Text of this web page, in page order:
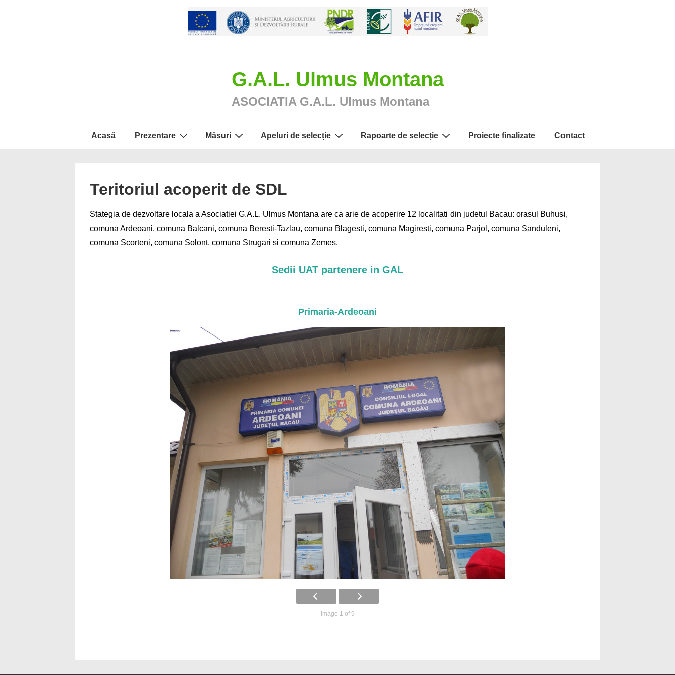
G.A.L. Ulmus Montana
ASOCIATIA G.A.L. Ulmus Montana
Navigare
Acasă Prezentare Măsuri Apeluri de selecție Rapoarte de selecție Proiecte finalizate Contact
Teritoriul acoperit de SDL
Stategia de dezvoltare locala a Asociatiei G.A.L. Ulmus Montana are ca arie de acoperire 12 localitati din judetul Bacau: orasul Buhusi,
comuna Ardeoani, comuna Balcani, comuna Beresti-Tazlau, comuna Blagesti, comuna Magiresti, comuna Parjol, comuna Sanduleni,
comuna Scorteni, comuna Solont, comuna Strugari si comuna Zemes.
Sedii UAT partenere in GAL
Primaria-Ardeoani
Image 1 of 9